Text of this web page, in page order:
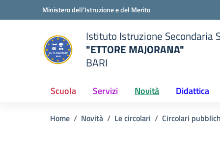
Vai ai contenuti
Vai al menu di navigazioneMinistero dell'Istruzione e del Merito
scuola
Istituto Istruzione Secondaria
"ETTORE MAJORANA"
BARI
Scuola Servizi Novità Didattica
Home Novità Le circolari Circolari